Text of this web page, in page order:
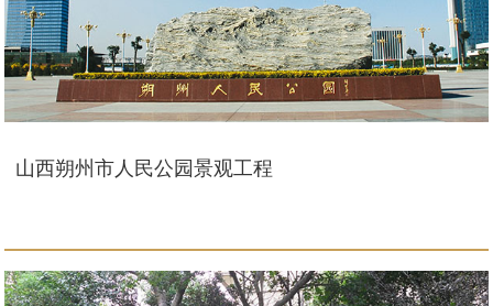
山西朔州市人民公园景观工程